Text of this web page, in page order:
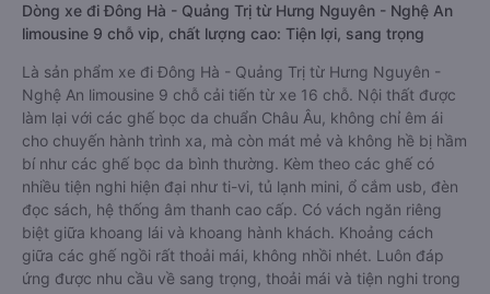
3. Giới thiệu, tư vấn các dòng xe chạy tuyến đường
xe đi Đông Hà - Quảng Trị từ Hưng Nguyên - Nghệ
An:
Dòng xe đi Đông Hà - Quảng Trị từ Hưng Nguyên - Nghệ An
limousine 9 chỗ vip, chất lượng cao: Tiện lợi, sang trọng
Là sản phẩm xe đi Đông Hà - Quảng Trị từ Hưng Nguyên -
Nghệ An limousine 9 chỗ cải tiến từ xe 16 chỗ. Nội thất được
làm lại với các ghế bọc da chuẩn Châu Âu, không chỉ êm ái
cho chuyến hành trình xa, mà còn mát mẻ và không hề bị hầm
bí như các ghế bọc da bình thường. Kèm theo các ghế có
nhiều tiện nghi hiện đại như ti-vi, tủ lạnh mini, ổ cắm usb, đèn
đọc sách, hệ thống âm thanh cao cấp. Có vách ngăn riêng